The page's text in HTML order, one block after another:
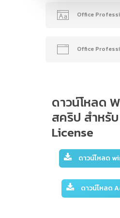
Office
Office
ดาวน์โหลด
สคริป สำหรั
License
ดาวนโหลด wi
ดาวนโหลดA